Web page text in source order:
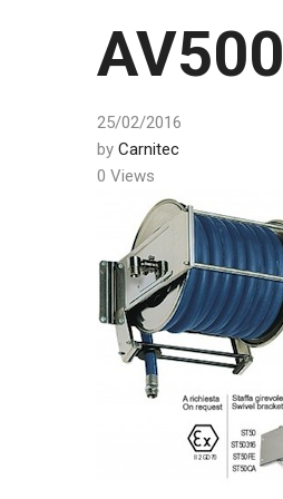
25/02/2016
by Carnitec
0 Views